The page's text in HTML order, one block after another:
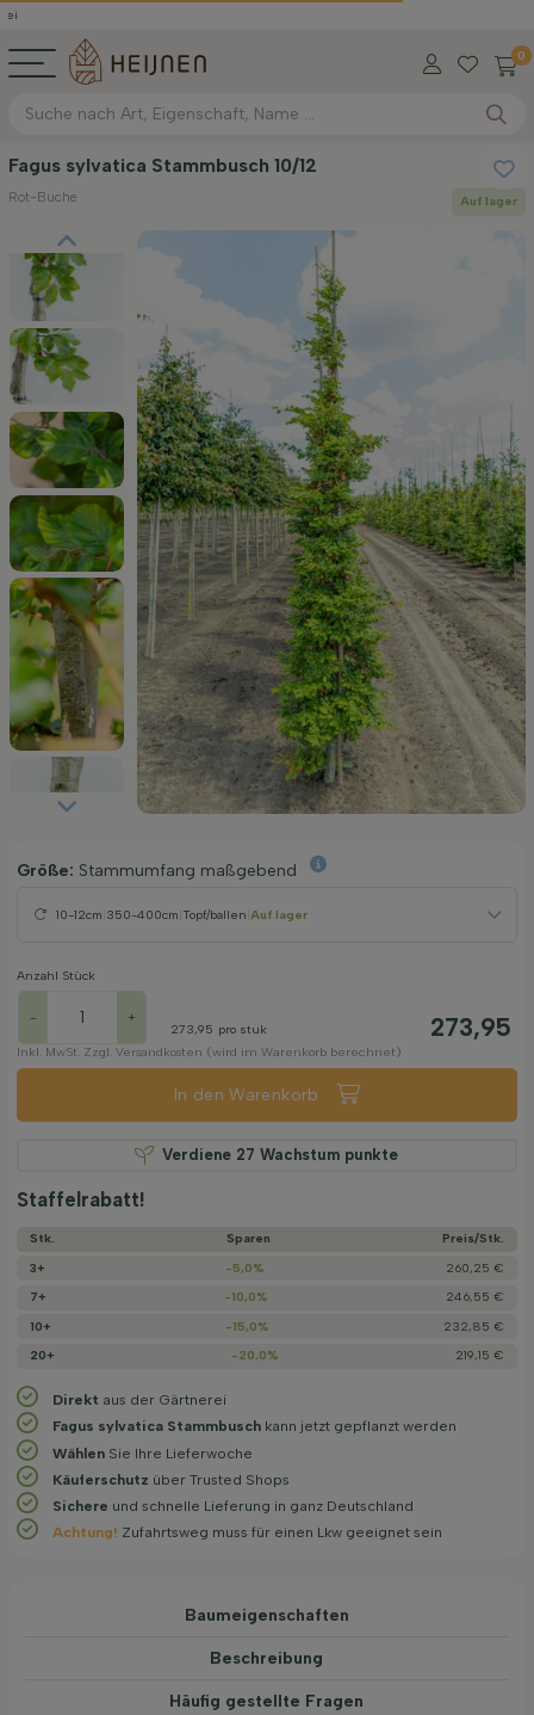
0
Fagus sylvatica Stammbusch 10/12
Rot-Buche Auf lager
Größe: Stammumfang maßgebend
10-12cm 350-400cm Topf/ballen Auf lager
Anzahl Stück
- +
273,95 pro stuk 273,95
Inkl. MwSt. Zzgl. Versandkosten (wird im Warenkorb berechnet)
In den Warenkorb
Verdiene 27 Wachstum punkte
Staffelrabatt!
Stk. Sparen
Preis/­Stk.
3+
-5,0%
260,25 €
7+
-10,0%
246,55 €
10+
-15,0%
232,85 €
20+
-20,0% 219,15 €
Direkt aus der Gärtnerei
Fagus sylvatica Stammbusch kann jetzt gepflanzt werden
Wählen Sie Ihre Lieferwoche
Käuferschutz über Trusted Shops
Sichere und schnelle Lieferung in ganz Deutschland
Achtung! Zufahrtsweg muss für einen Lkw geeignet sein
Baum­eigen­schaften
Beschreibung
Häufig gestellte Fragen